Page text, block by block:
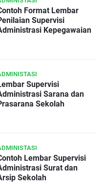
Format Lembar
Supervisi
Kepegawaian
Supervisi
Sarana dan
Sekolah
Lembar Supervisi
Surat dan
Sekolah